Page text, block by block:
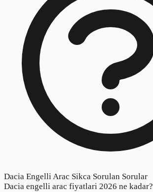
Dacia Engelli Arac Sikca Sorulan Sorular
Dacia engelli arac fiyatlari 2026 ne kadar?